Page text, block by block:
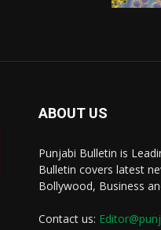
ABOUT US
Punjabi Bulletin is
Bulletin covers latest
Bollywood, Business
Contact us: